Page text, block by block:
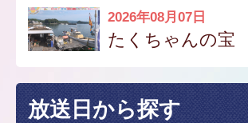
2026年08月07日
たくちゃんの宝
放送日から探す